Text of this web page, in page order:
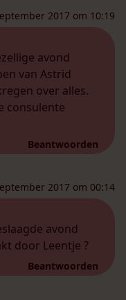
2017 om 10:19
avond
van Astrid
over alles.
consulente
Beantwoorden
2017 om 00:14
avond
door Leentje ?
Beantwoorden